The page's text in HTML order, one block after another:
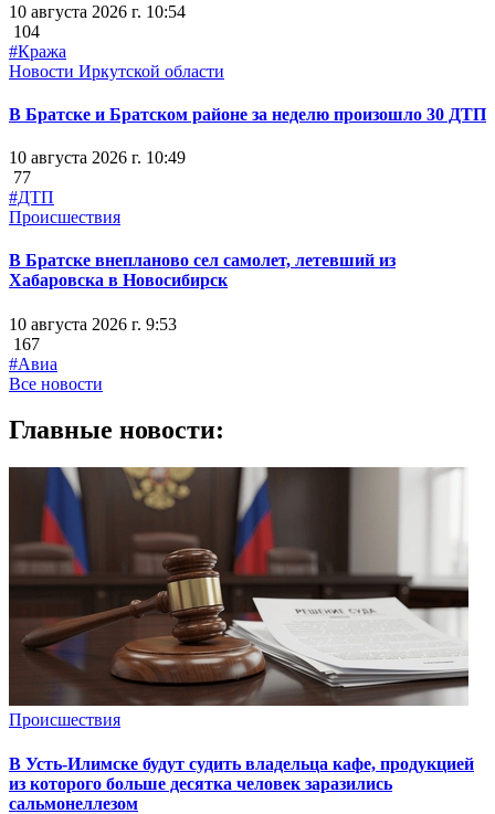
10 августа 2026 г. 10:54
104
#Кража
Новости Иркутской области
В Братске и Братском районе за неделю произошло 30 ДТП
10 августа 2026 г. 10:49
77
#ДТП
Происшествия
В Братске внепланово сел самолет, летевший из
Хабаровска в Новосибирск
10 августа 2026 г. 9:53
167
#Авиа
Все новости
Главные новости:
Происшествия
В Усть-Илимске будут судить владельца кафе, продукцией
из которого больше десятка человек заразились
сальмонеллезом